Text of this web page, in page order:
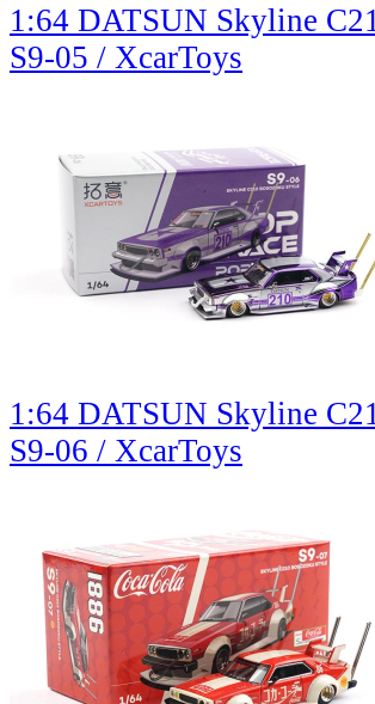
1:64 DATSUN Skyline
S9-05 / XcarToys
1:64 DATSUN Skyline
S9-06 / XcarToys